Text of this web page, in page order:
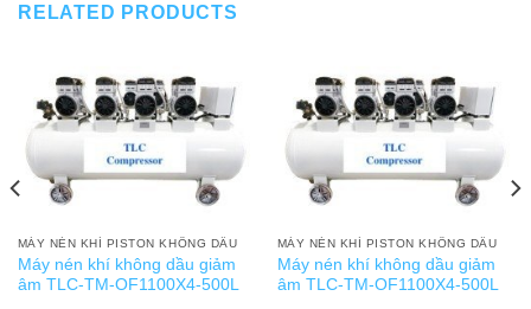
RELATED PRODUCTS
MÁY NÉN KHÍ PISTON KHÔNG DẦU
Máy nén khí không dầu giảm
âm TLC-TM-OF1100X4-500L
MÁY NÉN KHÍ PISTON KHÔNG DẦU
Máy nén khí không dầu giảm
âm TLC-TM-OF1100X4-500L